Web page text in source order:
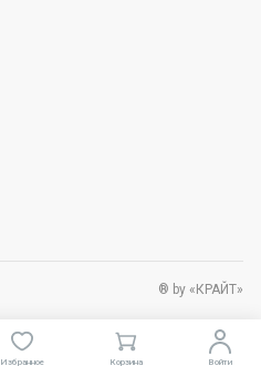
Войти
Избранное Корзина
® by «КРАЙТ»